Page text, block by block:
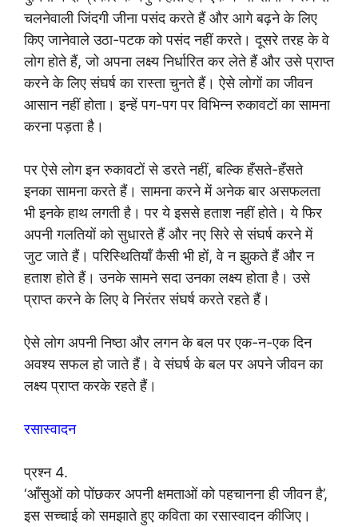
चलनेवाली जिंदगी जीना पसंद करते हैं और आगे बढ़ने के लिए
किए जानेवाले उठा-पटक को पसंद नहीं करते। दूसरे तरह के वे
लोग होते हैं, जो अपना लक्ष्य निर्धारित कर लेते हैं और उसे प्राप्त
करने के लिए संघर्ष का रास्ता चुनते हैं। ऐसे लोगों का जीवन
आसान नहीं होता। इन्हें पग-पग पर विभिन्न रुकावटों का सामना
करना पड़ता है।
पर ऐसे लोग इन रुकावटों से डरते नहीं, बल्कि हँसते-हँसते
इनका सामना करते हैं। सामना करने में अनेक बार असफलता
भी इनके हाथ लगती है। पर ये इससे हताश नहीं होते। ये फिर
अपनी गलतियों को सुधारते हैं और नए सिरे से संघर्ष करने में
जुट जाते हैं। परिस्थितियाँ कैसी भी हों, वे न झुकते हैं और न
हताश होते हैं। उनके सामने सदा उनका लक्ष्य होता है। उसे
प्राप्त करने के लिए वे निरंतर संघर्ष करते रहते हैं।
ऐसे लोग अपनी निष्ठा और लगन के बल पर एक-न-एक दिन
अवश्य सफल हो जाते हैं। वे संघर्ष के बल पर अपने जीवन का
लक्ष्य प्राप्त करके रहते हैं।
रसास्वादन
प्रश्न 4.
‘आँसुओं को पोंछकर अपनी क्षमताओं को पहचानना ही जीवन है’,
इस सच्चाई को समझाते हुए कविता का रसास्वादन कीजिए।